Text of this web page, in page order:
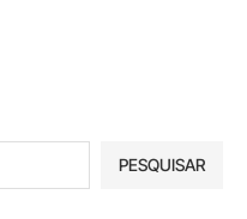
PESQUISAR